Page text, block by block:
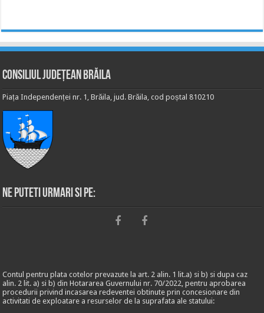
Consiliul Județean Brăila
Piața Independenței nr. 1, Brăila, jud. Brăila, cod poștal 810210
Ne puteti urmari si pe:
Contul pentru plata cotelor prevazute la art. 2 alin. 1 lit.a) si b) si dupa caz
alin. 2 lit. a) si b) din Hotararea Guvernului nr. 70/2022, pentru aprobarea
procedurii privind incasarea redeventei obtinute prin concesionare din
activitati de exploatare a resurselor de la suprafata ale statului: